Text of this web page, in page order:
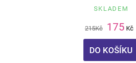
SKLADEM
215Kč 175 Kč
DO KOŠÍKU